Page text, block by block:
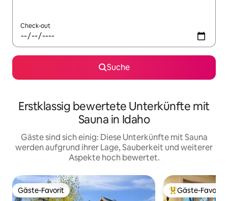
Check-out
Suche
Erstklassig bewertete Unterkünfte mit
Sauna in Idaho
Gäste sind sich einig: Diese Unterkünfte mit Sauna
werden aufgrund ihrer Lage, Sauberkeit und weiterer
Aspekte hoch bewertet.
Gäste-Favorit
Gäste-Favorit Beliebter Gäste-
Gäste-Favorit